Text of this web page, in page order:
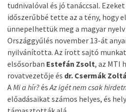
tudnivalóval és jó tanáccsal.
időszerűbbé tette az a tény, hogy
ünnepelhettük meg a magyar
Országgyűlés november 13-át
nyilvánította. Az írott sajtó
elsősorban Estefán Zsolt, az MTI
rovatvezetője és dr. Csermák
AMi a hír?ésAz igét nem csak
előadásaikat számos helyes, és